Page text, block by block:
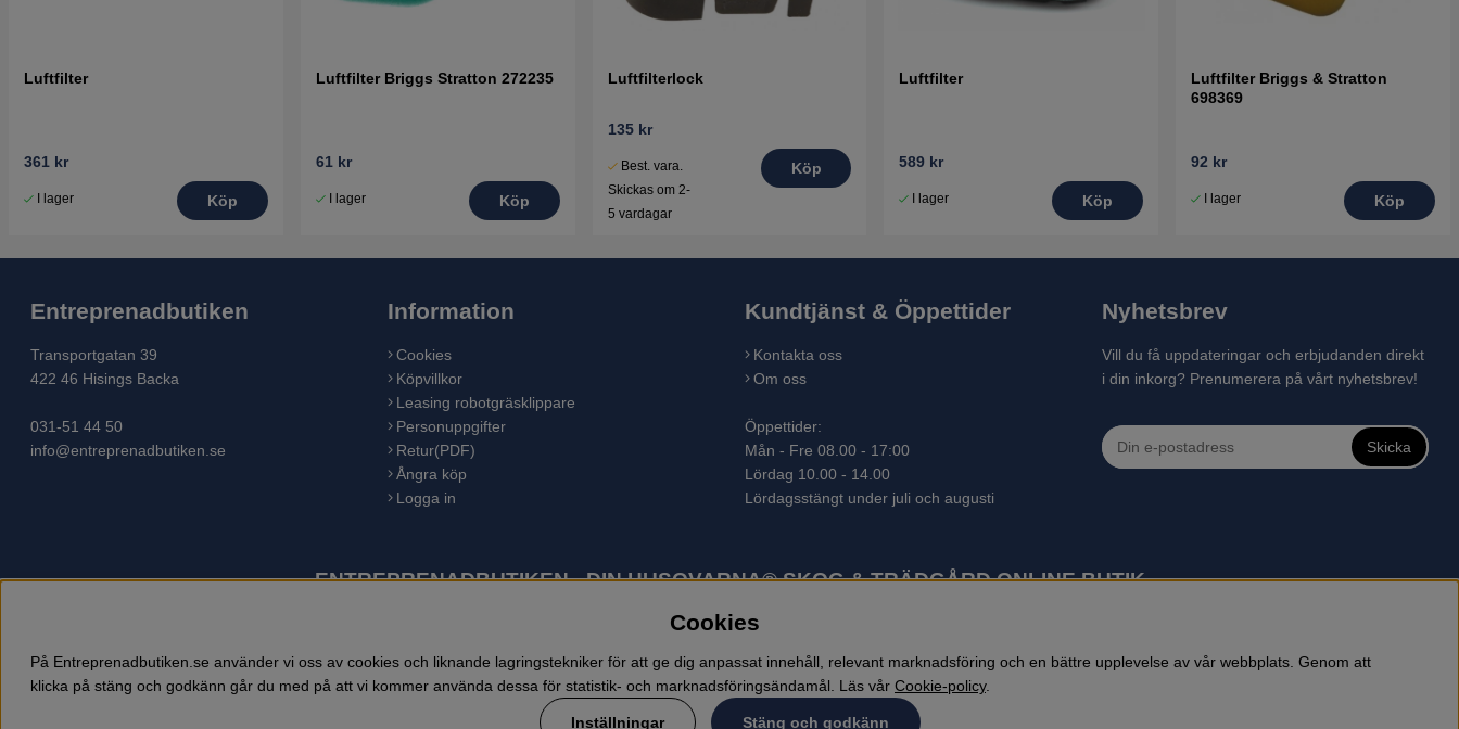
Luftfilter
361 kr
I lager Köp
Luftfilter Briggs Stratton 272235
61 kr
I lager Köp
Luftfilterlock
135 kr
Best. vara.
Skickas om 2-
5 vardagar
Köp
Luftfilter
589 kr
I lager Köp
Luftfilter Briggs & Stratton
698369
92 kr
I lager Köp
Entreprenadbutiken
Transportgatan 39
422 46 Hisings Backa
031-51 44 50
info@entreprenadbutiken.se
Information
Cookies
Köpvillkor
Leasing robotgräsklippare
Personuppgifter
Retur(PDF)
Ångra köp
Logga in
Kundtjänst & Öppettider
Kontakta oss
Om oss
Öppettider:
Mån - Fre 08.00 - 17:00
Lördag 10.00 - 14.00
Lördagsstängt under juli och augusti
Nyhetsbrev
Vill du få uppdateringar och erbjudanden direkt
i din inkorg? Prenumerera på vårt nyhetsbrev!
Skicka
ENTREPRENADBUTIKEN - DIN HUSQVARNA® SKOG & TRÄDGÅRD ONLINE BUTIK
Husqvarna är världens största tillverkare av utomhusprodukter som skogsmaskiner och trädgårdsmaskiner. I sortimentet finns bl.a. robotgräsklippare, motorsågar, röjsågar, trimmers, riders,
Cookies
På Entreprenadbutiken.se använder vi oss av cookies och liknande lagringstekniker för att ge dig anpassat innehåll, relevant marknadsföring och en bättre upplevelse av vår webbplats. Genom att
klicka på stäng och godkänn går du med på att vi kommer använda dessa för statistik- och marknadsföringsändamål. Läs vår Cookie-policy.
Inställningar Stäng och godkänn